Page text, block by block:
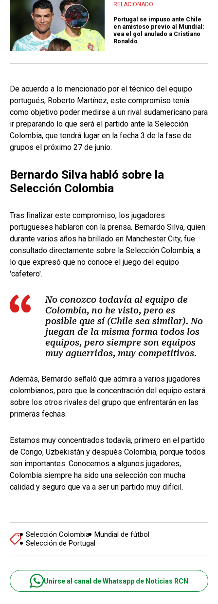
RELACIONADO
Portugal se impuso ante Chile
en amistoso previo al Mundial:
vea el gol anulado a Cristiano
Ronaldo
De acuerdo a lo mencionado por el técnico del equipo
portugués, Roberto Martínez, este compromiso tenía
como objetivo poder medirse a un rival sudamericano para
ir preparando lo que será el partido ante la Selección
Colombia, que tendrá lugar en la fecha 3 de la fase de
grupos el próximo 27 de junio.
Bernardo Silva habló sobre la
Selección Colombia
Tras finalizar este compromiso, los jugadores
portugueses hablaron con la prensa. Bernardo Silva, quien
durante varios años ha brillado en Manchester City, fue
consultado directamente sobre la Selección Colombia, a
lo que expresó que no conoce el juego del equipo
'cafetero'.
No conozco todavía al equipo de
Colombia, no he visto, pero es
posible que sí (Chile sea similar). No
juegan de la misma forma todos los
equipos, pero siempre son equipos
muy aguerridos, muy competitivos.
Además, Bernardo señaló que admira a varios jugadores
colombianos, pero que la concentración del equipo estará
sobre los otros rivales del grupo que enfrentarán en las
primeras fechas.
Estamos muy concentrados todavía, primero en el partido
de Congo, Uzbekistán y después Colombia, porque todos
son importantes. Conocemos a algunos jugadores,
Colombia siempre ha sido una selección con mucha
calidad y seguro que va a ser un partido muy difícil.
Selección Colombia
Mundial de fútbol
Selección de Portugal
Unirse al canal de Whatsapp de Noticias RCN